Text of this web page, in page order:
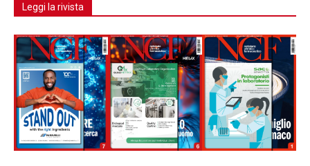
Leggi la rivista